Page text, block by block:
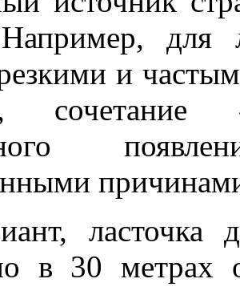
для
и
сочетание
в 30 метрах